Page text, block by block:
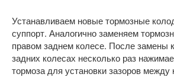
Устанавливаем новые тормозные
суппорт. Аналогично заменяем
правом заднем колесе. После замены
задних колесах несколько раз
тормоза для установки зазоров между